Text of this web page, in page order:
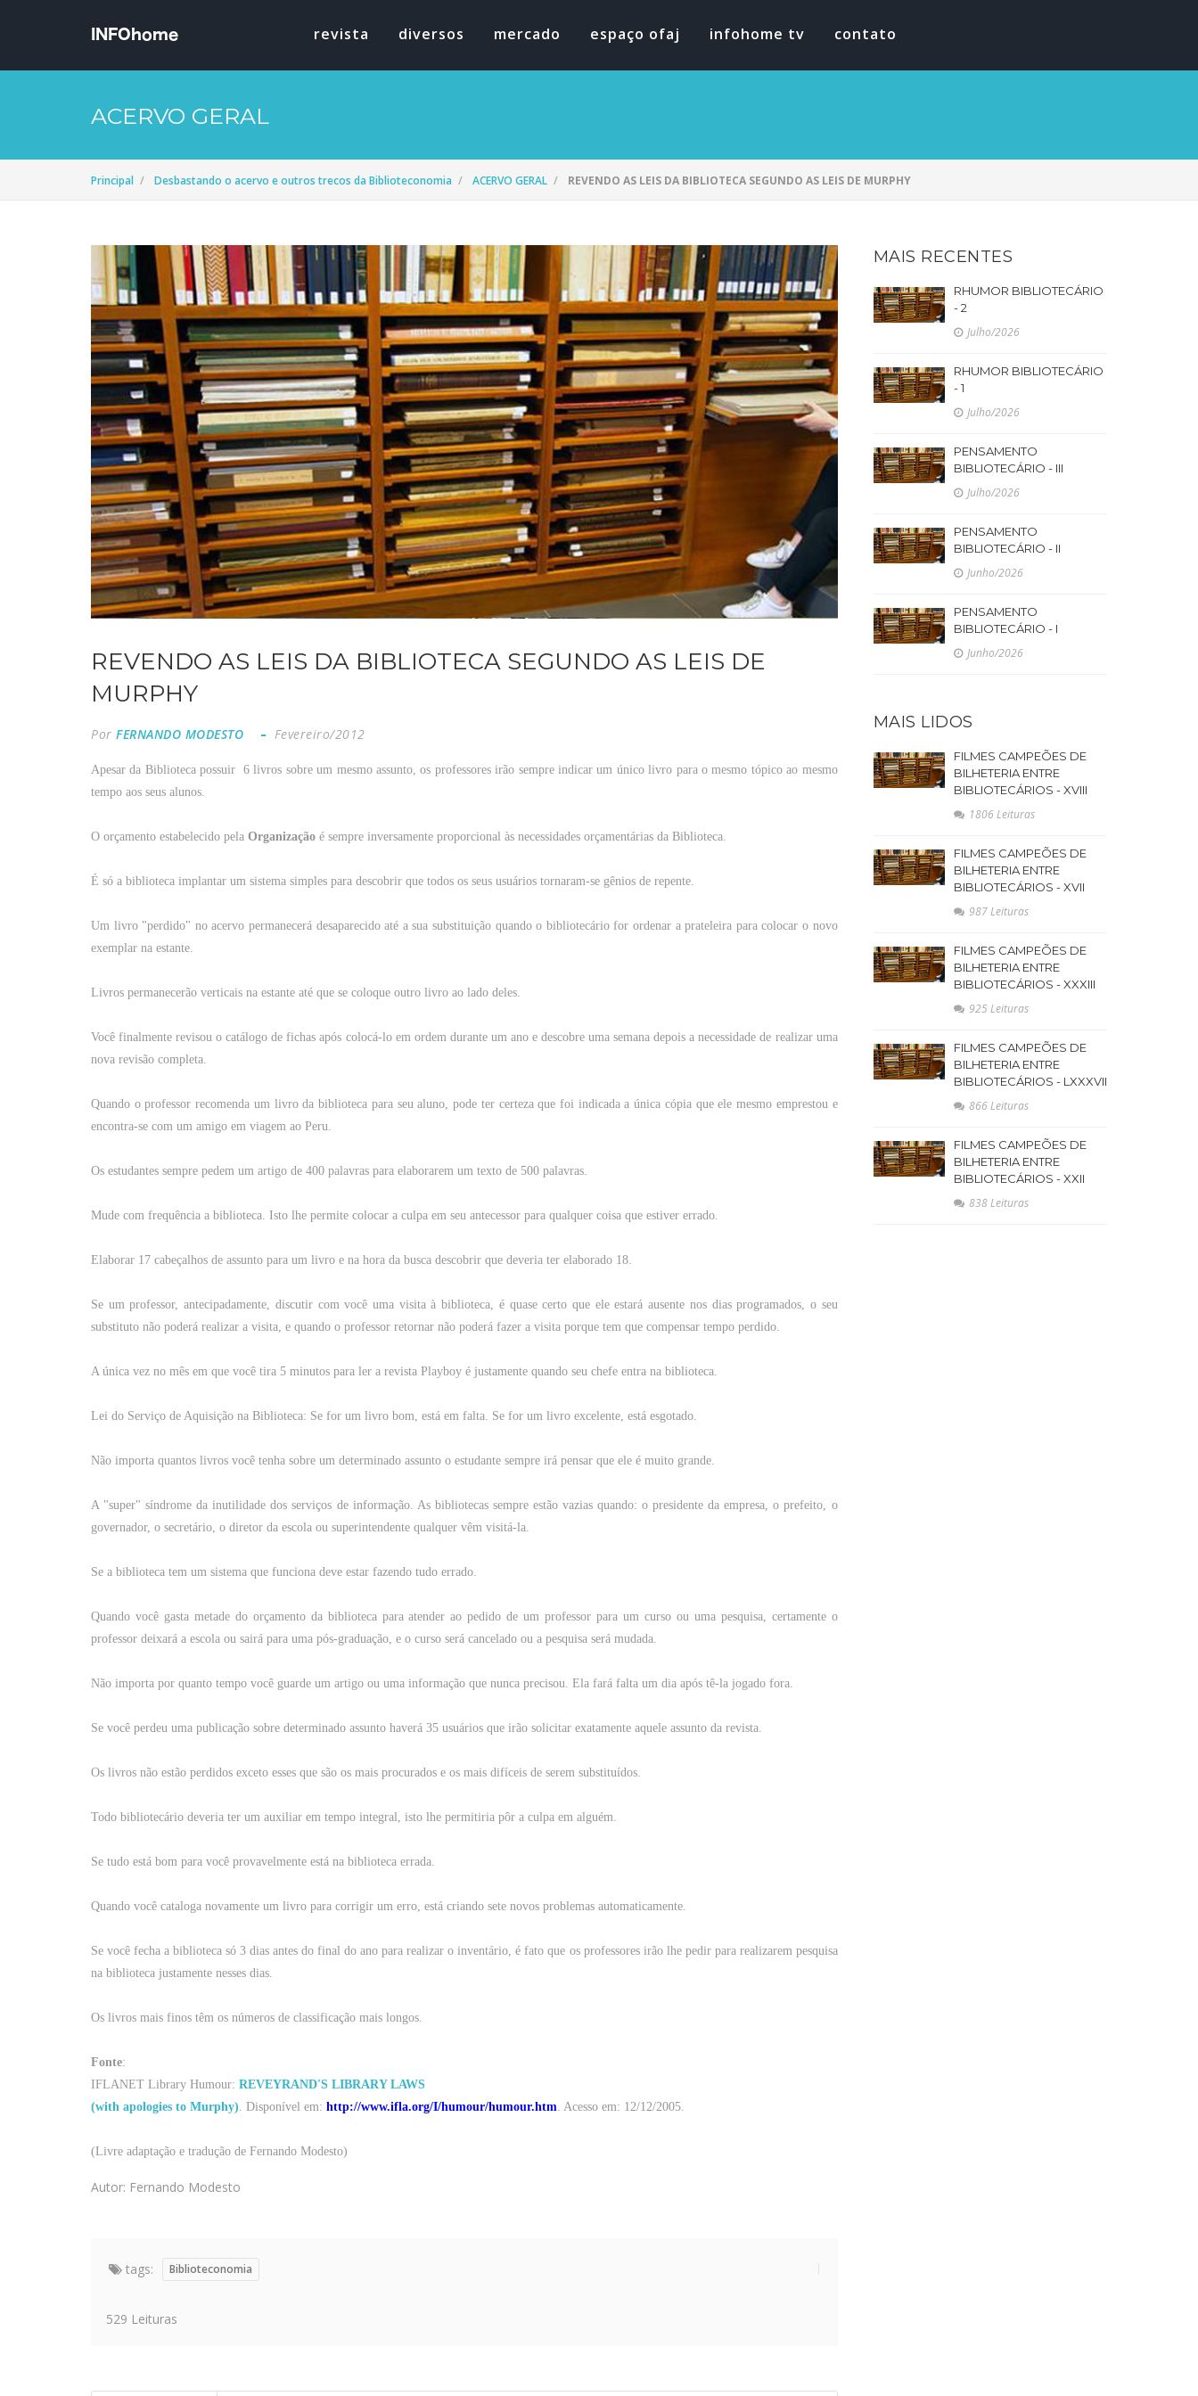
revista diversos mercado espaço ofaj infohome tv contato
ACERVO GERAL
Principal Desbastando o acervo e outros trecos da Biblioteconomia ACERVO GERAL REVENDO AS LEIS DA BIBLIOTECA SEGUNDO AS LEIS DE MURPHY
REVENDO AS LEIS DA BIBLIOTECA SEGUNDO AS LEIS DE
MURPHY
Por FERNANDO MODESTO Fevereiro/2012
Apesar da Bibliotecapossuir 6livros sobre um mesmo assunto , os professoresirão sempre indicar um único livro paraomesmo tópicoao mesmo
tempo aos seus alunos
O orçamento estabelecido pela Organização é sempre inversamente proporcional às necessidades orçamentárias da Biblioteca
É só a biblioteca implantar um sistema simples para descobrir que todos os seus usuários tornaram-se gênios de repente
Um livro"perdido" noacervo permanecerá desaparecidoaté asua substituição quandoo bibliotecário forordenar aprateleira para colocar o novo
exemplar na estante
Livros permanecerão verticais na estante até que se coloque outro livro ao lado deles.
Você finalmente revisou ocatálogo defichas após colocá-lo em ordem durante um anoe descobre umasemana depois anecessidade de realizaruma
nova revisão completa
Quando oprofessor recomenda um livrodabiblioteca paraseu aluno, pode ter certeza que foi indicada aúnica cópia que ele mesmo emprestou e
encontra-se com um amigo em viagem ao Peru
Os estudantes sempre pedem um artigo de 400 palavras para elaborarem um texto de 500 palavras
Mude com frequência a biblioteca Isto lhe permite colocar a culpa em seu antecessor para qualquer coisa que estiver errado.
Elaborar 17 cabeçalhos de assunto para um livro e na hora da busca descobrir que deveria ter elaborado 18.
Se um professor, antecipadamente, discutir com você uma visitaàbiblioteca , é quase certo que eleestaráausente nos diasprogramados, o seu
substituto não poderá realizar a visita , e quando o professor retornar não poderá fazer a visita porque tem que compensar tempo perdido.
A única vez no mês em que você tira 5 minutos para ler a revista Playboy é justamente quando seu chefe entra na biblioteca
Lei do Serviço de Aquisição na Biblioteca: Se for um livro bom , está em falta . Se for um livro excelente , está esgotado.
Não importa quantos livros você tenha sobre um determinado assunto o estudante sempre irá pensar que ele é muito grande
A "super"síndrome da inutilidade dos serviços de informação. As bibliotecas sempreestão vazias quando: o presidente da empresa, o prefeito, o
governador, o secretário, o diretor da escola ou superintendente qualquer vêm visitá-la.
Se a biblioteca tem um sistema que funciona deve estar fazendo tudo errado.
Quando você gasta metadedo orçamentoda biblioteca para atender aopedido deum professor para um curso ou uma pesquisa, certamenteo
professor deixará a escola ou sairá para uma pós-graduação , e o curso será cancelado ou a pesquisa será mudada.
Não importa por quanto tempo você guarde um artigo ou uma informação que nunca precisou. Ela fará falta um dia após tê-la jogado fora
Se você perdeu uma publicação sobre determinado assunto haverá 35 usuários que irão solicitar exatamente aquele assunto da revista
Os livros não estão perdidos exceto esses que são os mais procurados e os mais difíceis de serem substituídos.
Todo bibliotecário deveria ter um auxiliar em tempo integral isto lhe permitiria pôr a culpa em alguém
Se tudo está bom para você provavelmente está na biblioteca errada.
Quando você cataloga novamente um livro para corrigir um erro , está criando sete novos problemas automaticamente.
Sevocê fecha abiblioteca só 3dias antes dofinal do anopara realizar o inventário , éfato que os professoresirão lhe pedir pararealizarem pesquisa
na biblioteca justamente nesses dias
Os livros mais finos têm os números de classificação mais longos
Fonte:
IFLANET Library Humour: REVEYRAND'S LIBRARY LAWS
(with apologies to Murphy) Disponível em: http://www.ifla.org/I/humour/humour.htm Acesso em: 12/12/2005.
(Livre adaptação e tradução de Fernando Modesto)
Autor: Fernando Modesto
tags: Biblioteconomia
529 Leituras
MAIS RECENTES
RHUMOR BIBLIOTECÁRIO
- 2
Julho/2026
RHUMOR BIBLIOTECÁRIO
- 1
Julho/2026
PENSAMENTO
BIBLIOTECÁRIO - III
Julho/2026
PENSAMENTO
BIBLIOTECÁRIO - II
Junho/2026
PENSAMENTO
BIBLIOTECÁRIO - I
Junho/2026
MAIS LIDOS
FILMES CAMPEÕES DE
BILHETERIA ENTRE
BIBLIOTECÁRIOS - XVIII
1806 Leituras
FILMES CAMPEÕES DE
BILHETERIA ENTRE
BIBLIOTECÁRIOS - XVII
987 Leituras
FILMES CAMPEÕES DE
BILHETERIA ENTRE
BIBLIOTECÁRIOS - XXXIII
925 Leituras
FILMES CAMPEÕES DE
BILHETERIA ENTRE
BIBLIOTECÁRIOS - LXXXVII
866 Leituras
FILMES CAMPEÕES DE
BILHETERIA ENTRE
BIBLIOTECÁRIOS - XXII
838 Leituras